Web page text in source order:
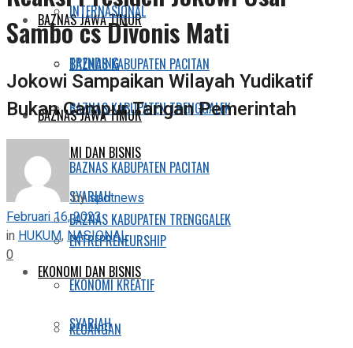
BAZNAS JAWA TIMUR
BAZNAS KABUPATEN PACITAN
BAZNAS KABUPATEN TRENGGALEK
EKONOMI DAN BISNIS
SYARIAH
ENTREPRENEURSHIP
EKONOMI KREATIF
KEUANGAN
INTERNASIONAL
TRENDING
BAZNAS JAWA TIMUR
BAZNAS KABUPATEN PACITAN
BAZNAS KABUPATEN TRENGGALEK
EKONOMI DAN BISNIS
SYARIAH
Sambo cs Divonis Mati
Jokowi Sampaikan Wilayah Yudikatif
Bukan Campur Tangan Pemerintah
byspotnews
Februari 16, 2023
in HUKUM, NASIONAL
0